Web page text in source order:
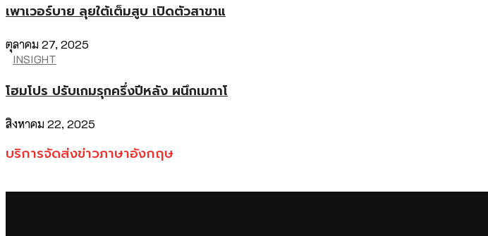
เพาเวอร์บาย ลุยใต้เต็มสูบ เปิดตัวสาขาแ
ตุลาคม 27, 2025
INSIGHT
โฮมโปร ปรับเกมรุกครึ่งปีหลัง ผนึกเมกาโ
สิงหาคม 22, 2025
บริการจัดส่งข่าวภาษาอังกฤษ